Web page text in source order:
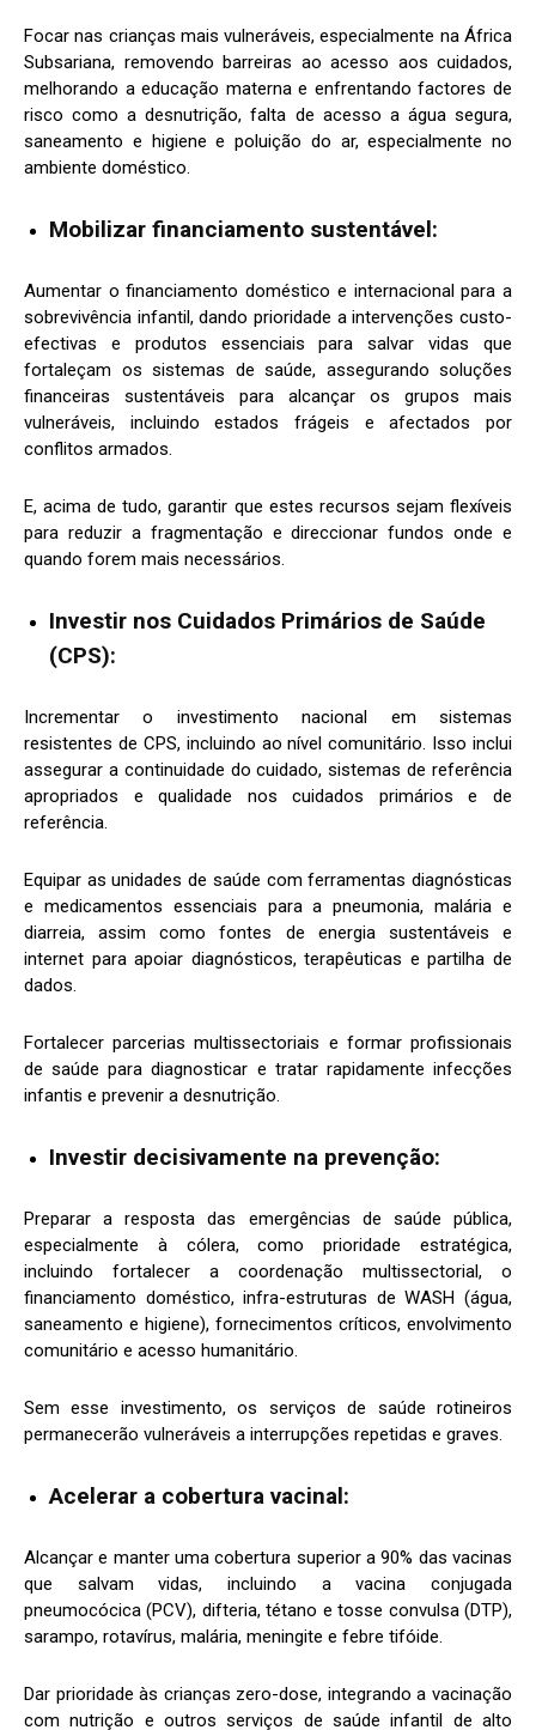
Focar nas crianças mais vulneráveis, especialmente na África
Subsariana, removendo barreiras ao acesso aos cuidados,
melhorando a educação materna e enfrentando factores de
risco como a desnutrição, falta de acesso a água segura,
saneamento e higiene e poluição do ar, especialmente no
ambiente doméstico.
Mobilizar financiamento sustentável:
Aumentar o financiamento doméstico e internacional para a
sobrevivência infantil, dando prioridade a intervenções custo-
efectivas e produtos essenciais para salvar vidas que
fortaleçam os sistemas de saúde, assegurando soluções
financeiras sustentáveis para alcançar os grupos mais
vulneráveis, incluindo estados frágeis e afectados por
conflitos armados.
E, acima de tudo, garantir que estes recursos sejam flexíveis
para reduzir a fragmentação e direccionar fundos onde e
quando forem mais necessários.
Investir nos Cuidados Primários de Saúde
(CPS):
Incrementar o investimento nacional em sistemas
resistentes de CPS, incluindo ao nível comunitário. Isso inclui
assegurar a continuidade do cuidado, sistemas de referência
apropriados e qualidade nos cuidados primários e de
referência.
Equipar as unidades de saúde com ferramentas diagnósticas
e medicamentos essenciais para a pneumonia, malária e
diarreia, assim como fontes de energia sustentáveis e
internet para apoiar diagnósticos, terapêuticas e partilha de
dados.
Fortalecer parcerias multissectoriais e formar profissionais
de saúde para diagnosticar e tratar rapidamente infecções
infantis e prevenir a desnutrição.
Investir decisivamente na prevenção:
Preparar a resposta das emergências de saúde pública,
especialmente à cólera, como prioridade estratégica,
incluindo fortalecer a coordenação multissectorial, o
financiamento doméstico, infra-estruturas de WASH (água,
saneamento e higiene), fornecimentos críticos, envolvimento
comunitário e acesso humanitário.
Sem esse investimento, os serviços de saúde rotineiros
permanecerão vulneráveis a interrupções repetidas e graves.
Acelerar a cobertura vacinal:
Alcançar e manter uma cobertura superior a 90% das vacinas
que salvam vidas, incluindo a vacina conjugada
pneumocócica (PCV), difteria, tétano e tosse convulsa (DTP),
sarampo, rotavírus, malária, meningite e febre tifóide.
Dar prioridade às crianças zero-dose, integrando a vacinação
com nutrição e outros serviços de saúde infantil de alto